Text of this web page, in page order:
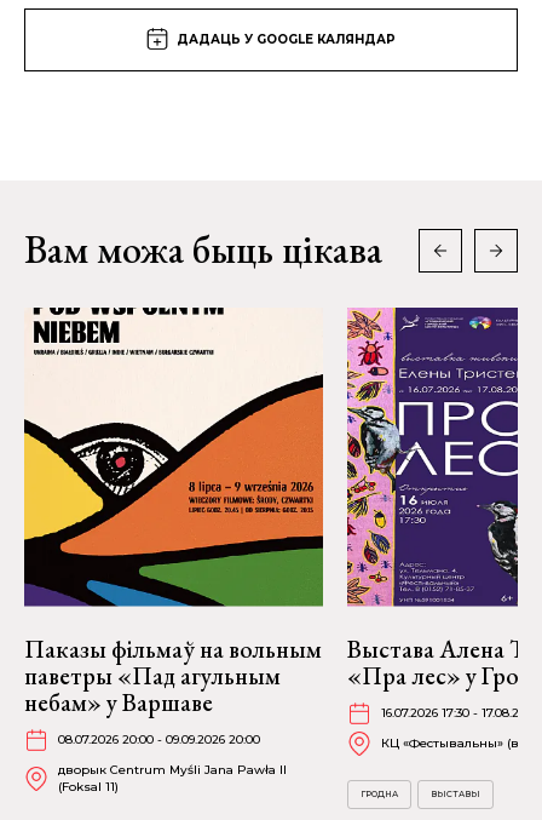
ДАДАЦЬ У GOOGLE КАЛЯНДАР
Вам можа быць цікава
Паказы фільмаў на вольным
паветры «Пад агульным
небам» у Варшаве
08.07.2026 20:00 - 09.09.2026 20:00
дворык Centrum Myśli Jana Pawła II
(Foksal 11)
Выстава Алена
«Пра лес» у
16.07.2026 17:30 - 17.08.2026
КЦ «Фестывальны» (вул.
ГРОДНА ВЫСТАВЫ